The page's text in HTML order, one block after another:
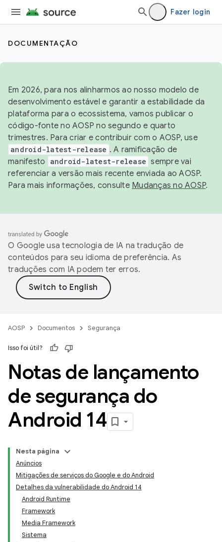
Fazer login
DOCUMENTAÇÃO
Em 2026, para nos alinharmos ao nosso modelo de
desenvolvimento estável e garantir a estabilidade da
plataforma para o ecossistema, vamos publicar o
código-fonte no AOSP no segundo e quarto
trimestres. Para criar e contribuir com o AOSP, use
android-latest-release . A ramificação de
manifesto
android-latest-release sempre vai
referenciar a versão mais recente enviada ao AOSP.
Para mais informações, consulte Mudanças no AOSP.
O Google usa tecnologia de IA na tradução de
conteúdos para seu idioma de preferência. As
traduções com IA podem ter erros.
AOSP Documentos Segurança
Isso foi útil?
Notas de lançamento
de segurança do
Android 14
Nesta página
Anúncios
Mitigações de serviços do Google e do Android
Detalhes da vulnerabilidade do Android 14
Android Runtime
Framework
Media Framework
Sistema